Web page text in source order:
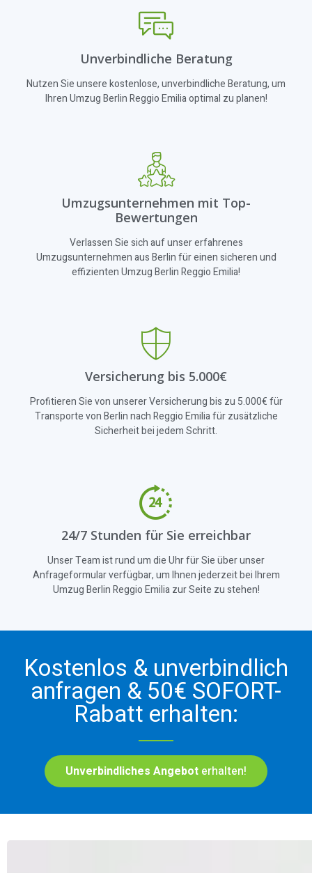
Unverbindliche Beratung
Nutzen Sie unsere kostenlose, unverbindliche Beratung, um
Ihren Umzug Berlin Reggio Emilia optimal zu planen!
Umzugsunternehmen mit Top-
Bewertungen
Verlassen Sie sich auf unser erfahrenes
Umzugsunternehmen aus Berlin für einen sicheren und
effizienten Umzug Berlin Reggio Emilia!
Versicherung bis 5.000€
Profitieren Sie von unserer Versicherung bis zu 5.000€ für
Transporte von Berlin nach Reggio Emilia für zusätzliche
Sicherheit bei jedem Schritt.
24/7 Stunden für Sie erreichbar
Unser Team ist rund um die Uhr für Sie über unser
Anfrageformular verfügbar, um Ihnen jederzeit bei Ihrem
Umzug Berlin Reggio Emilia zur Seite zu stehen!
Kostenlos & unverbindlich
anfragen & 50€ SOFORT-
Rabatt erhalten:
Unverbindliches Angebot erhalten!